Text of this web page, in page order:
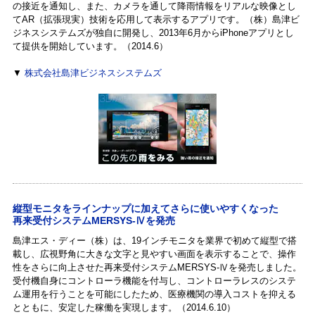
の接近を通知し、また、カメラを通して降雨情報をリアルな映像とし
てAR（拡張現実）技術を応用して表示するアプリです。（株）島津ビ
ジネスシステムズが独自に開発し、2013年6月からiPhoneアプリとし
て提供を開始しています。（2014.6）
▼ 株式会社島津ビジネスシステムズ
縦型モニタをラインナップに加えてさらに使いやすくなった
再来受付システムMERSYS-Ⅳを発売
島津エス・ディー（株）は、19インチモニタを業界で初めて縦型で搭
載し、広視野角に大きな文字と見やすい画面を表示することで、操作
性をさらに向上させた再来受付システムMERSYS-Ⅳを発売しました。
受付機自身にコントローラ機能を付与し、コントローラレスのシステ
ム運用を行うことを可能にしたため、医療機関の導入コストを抑える
とともに、安定した稼働を実現します。（2014.6.10）